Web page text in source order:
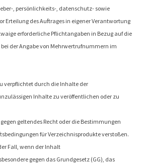
, persönlichkeits-, datenschutz- sowie
Erteilung des Auftrages in eigener Verantwortung
erforderliche Pflichtangaben in Bezug auf die
der Angabe von Mehrwertrufnummern im
verpflichtet durch die Inhalte der
Inhalte zu veröffentlichen oder zu
geltendes Recht oder die Bestimmungen
für Verzeichnisprodukte verstoßen.
Fall, wenn der Inhalt
gegen das Grundgesetz (GG), das